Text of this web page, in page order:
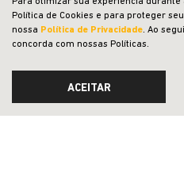
Política de Cookies e para proteger
nossa Política de Privacidade. Ao
concorda com nossas Políticas.
ACEITAR